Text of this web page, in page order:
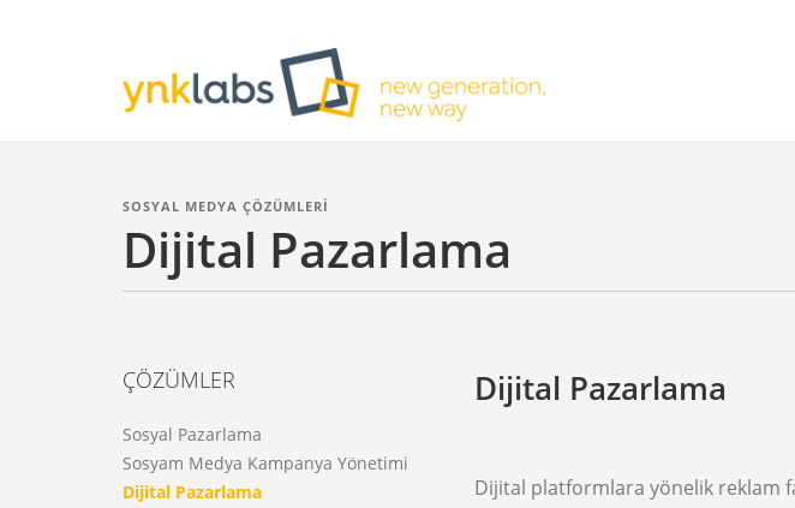
SOSYAL MEDYA ÇÖZÜMLERİ
Dijital Pazarlama
ÇÖZÜMLER
Sosyal Pazarlama
Sosyam Medya Kampanya Yönetimi
Dijital Pazarlama
Dijital Pazarlama
Dijital platformlara yönelik reklam